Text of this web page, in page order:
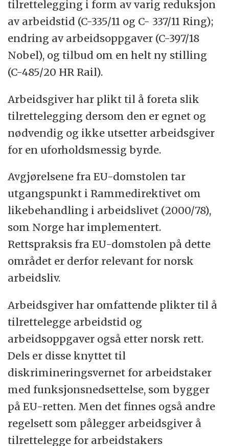
tilrettelegging i form av varig reduksjon
av arbeidstid (C-335/11 og C- 337/11 Ring);
endring av arbeidsoppgaver (C-397/18
Nobel), og tilbud om en helt ny stilling
(C-485/20 HR Rail).
Arbeidsgiver har plikt til å foreta slik
tilrettelegging dersom den er egnet og
nødvendig og ikke utsetter arbeidsgiver
for en uforholdsmessig byrde.
Avgjørelsene fra EU-domstolen tar
utgangspunkt i Rammedirektivet om
likebehandling i arbeidslivet (2000/78),
som Norge har implementert.
Rettspraksis fra EU-domstolen på dette
området er derfor relevant for norsk
arbeidsliv.
Arbeidsgiver har omfattende plikter til å
tilrettelegge arbeidstid og
arbeidsoppgaver også etter norsk rett.
Dels er disse knyttet til
diskrimineringsvernet for arbeidstaker
med funksjonsnedsettelse, som bygger
på EU-retten. Men det finnes også andre
regelsett som pålegger arbeidsgiver å
tilrettelegge for arbeidstakers